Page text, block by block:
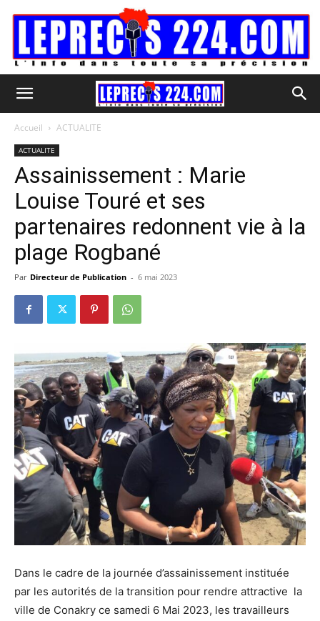
Accueil ACTUALITE
ACTUALITE
Assainissement : Marie
Louise Touré et ses
partenaires redonnent vie à la
plage Rogbané
Par Directeur de Publication - 6 mai 2023
Dans le cadre de la journée d’assainissement instituée
par les autorités de la transition pour rendre attractive la
ville de Conakry ce samedi 6 Mai 2023, les travailleurs